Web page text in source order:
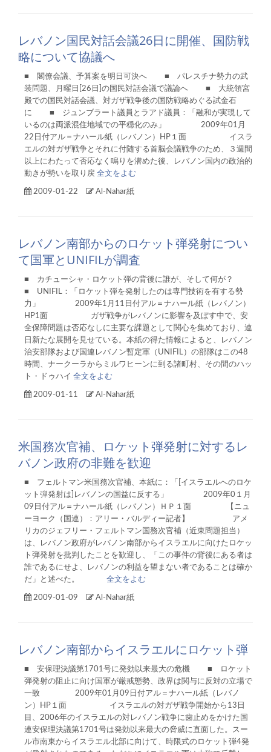
レバノン国民対話会議26日に開催、国防戦
略について協議へ
■ 閣僚会議、予算案を明日可決へ ■ パレスチナ勢力の武
装問題、月曜日[26日]の国民対話会議で議論へ ■ 大統領宮
殿での国民対話会議、対ガザ戦争後の国防戦略めぐる試金石
に ■ ジュンブラート議員とラアド議員：「融和が実現して
いるのは両派混住地域での平穏化のみ」 2009年01月
22日付アル＝ナハール紙（レバノン）HP１面 イスラ
エルの対ガザ戦争とそれに付随する首脳会議戦争のため、３週間
以上にわたって否応なく鳴りを潜めた後、レバノン国内の政治的
動きが勢いを取り戻 全文をよむ
2009-01-22 Al-Nahar紙
レバノン南部からのロケット弾発射につい
て国軍とUNIFILが調査
■ カチューシャ・ロケット弾の背後に誰が、そして何が？
■ UNIFIL：「ロケット弾を発射したのは専門技術を有する勢
力」 2009年1月11日付アル＝ナハール紙（レバノン）
HP1面 ガザ戦争がレバノンに影響を及ぼす中で、安
全保障問題は否応なしに主要な課題として関心を集めており、連
日新たな展開を見せている。本紙の得た情報によると、レバノン
治安部隊および国連レバノン暫定軍（UNIFIL）の部隊はこの48
時間、ナークーラからミルワヒーンに到る諸町村、その間のハッ
ト・ドゥハイ 全文をよむ
2009-01-11 Al-Nahar紙
米国務次官補、ロケット弾発射に対するレ
バノン政府の非難を歓迎
■ フェルトマン米国務次官補、本紙に：「[イスラエルへのロケ
ット弾発射は]レバノンの国益に反する」 2009年0１月
09日付アル＝ナハール紙（レバノン）ＨＰ１面 【ニュ
ーヨーク（国連）：アリー・バルディー記者】 アメ
リカのジェフリー・フェルトマン国務次官補（近東問題担当）
は、レバノン政府がレバノン南部からイスラエルに向けたロケッ
ト弾発射を批判したことを歓迎し、「この事件の背後にある者は
誰であるにせよ、レバノンの利益を望まない者であることは確か
だ」と述べた。 全文をよむ
2009-01-09 Al-Nahar紙
レバノン南部からイスラエルにロケット弾
■ 安保理決議第1701号に発効以来最大の危機 ■ ロケット
弾発射の阻止に向け国軍が厳戒態勢、政界は関与に反対の立場で
一致 2009年01月09日付アル＝ナハール紙（レバノ
ン）HP１面 イスラエルの対ガザ戦争開始から13日
目、2006年のイスラエルの対レバノン戦争に歯止めをかけた国
連安保理決議第1701号は発効以来最大の脅威に直面した。スー
ル市南東からイスラエル北部に向けて、時限式のロケット弾4発